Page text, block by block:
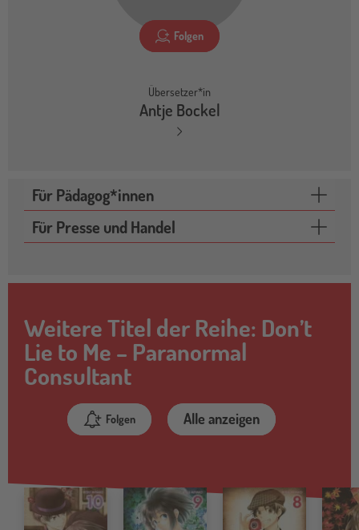
Folgen
Übersetzer*in
Antje Bockel
Für Pädagog*innen
Für Presse und Handel
Weitere Titel der Reihe: Don’t
Lie to Me – Paranormal
Consultant
Folgen Alle anzeigen